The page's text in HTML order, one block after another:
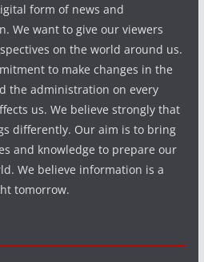
form of news and
We want to give our viewers
on the world around us.
to make changes in the
the administration on every
us. We believe strongly that
differently. Our aim is to bring
and knowledge to prepare our
We believe information is a
tomorrow.